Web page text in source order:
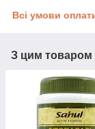
Всі умови
З цим товаром